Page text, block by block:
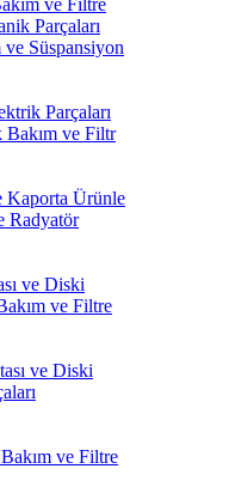
ve Filtre
Parçaları
Süspansiyon
Parçaları
ve Filtr
Kaporta Ürünle
Radyatör
ve Diski
ve Filtre
ve Diski
ve Filtre